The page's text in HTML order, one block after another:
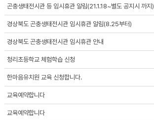
곤충생태전시관 등 임시휴관 알림(21.1.18~별도 공지시 까지)
경상북도 곤충생태전시관 임시휴관 알림(8.25부터)
경상북도 곤충생태전시관 임시휴관 안내
청리초등학교 체험학습 신청
한마음유치원 교육 신청합니다.
교육예약합니다
교육예약합니다